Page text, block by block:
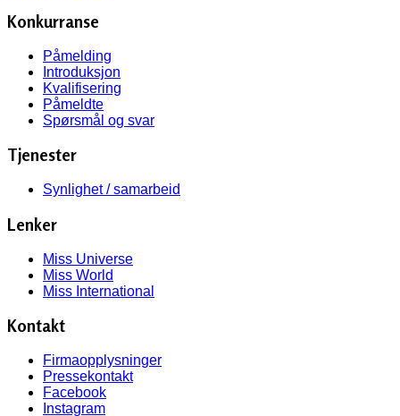
Konkurranse
Påmelding
Introduksjon
Kvalifisering
Påmeldte
Spørsmål og svar
Tjenester
Synlighet / samarbeid
Lenker
Miss Universe
Miss World
Miss International
Kontakt
Firmaopplysninger
Pressekontakt
Facebook
Instagram